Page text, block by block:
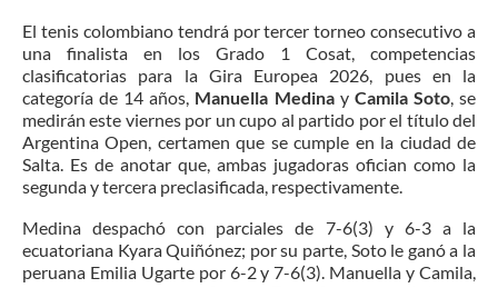
El tenis colombiano tendrá por tercer torneo consecutivo a
una finalista en los Grado 1 Cosat, competencias
clasificatorias para la Gira Europea 2026, pues en la
categoría de 14 años, Manuella Medinay Camila Soto, se
medirán este viernes por un cupo al partido por el título del
Argentina Open, certamen que se cumple en la ciudad de
Salta. Es de anotar que, ambas jugadoras ofician como la
segunda y tercera preclasificada, respectivamente.
Medina despachó con parciales de 7-6(3) y 6-3 a la
ecuatoriana Kyara Quiñónez; por su parte, Soto le ganó a la
peruana Emilia Ugarte por 6-2 y 7-6(3). Manuella y Camila,